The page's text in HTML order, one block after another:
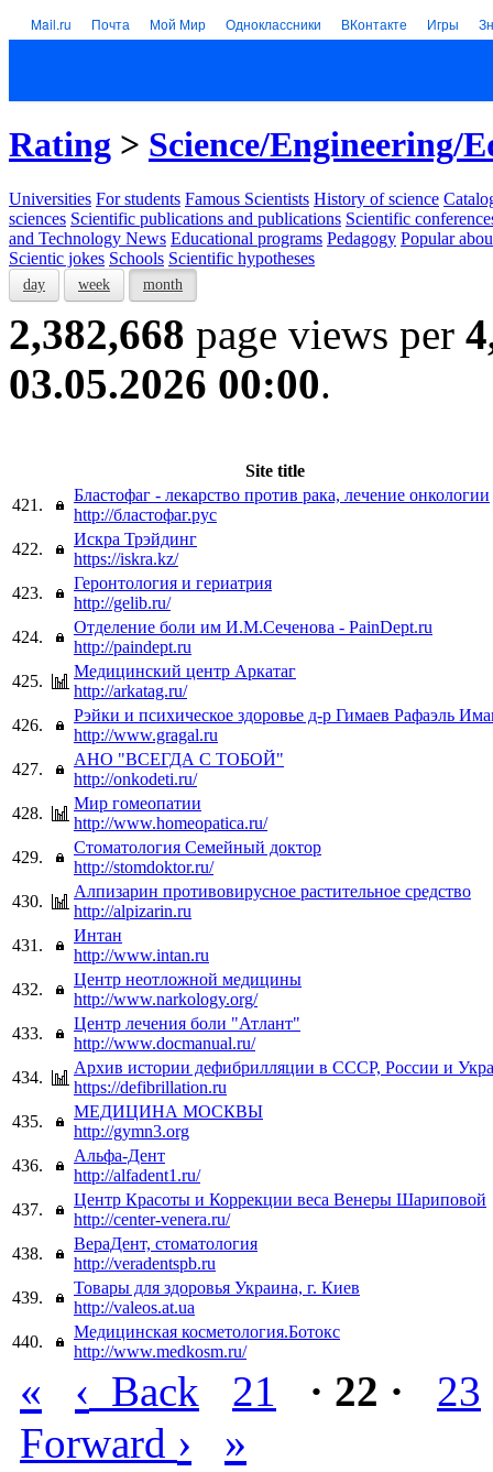
Mail.ru Почта Мой Мир Одноклассники ВКонтакте Игры
Rating > Science/Engineering/
Universities For students Famous Scientists History of science
sciences Scientific publications and publications Scientific
and Technology News Educational programs Pedagogy Popular
Scientic jokes Schools Scientific hypotheses
day week month
2,382,668 page views per
03.05.2026 00:00.
Site title
421.
Бластофаг - лекарство против рака, лечение онкологии
http://бластофаг.рус
422.
Искра Трэйдинг
https://iskra.kz/
423.
Геронтология и гериатрия
http://gelib.ru/
424.
Отделение боли им И.М.Сеченова - PainDept.ru
http://paindept.ru
425.
Медицинский центр Аркатаг
http://arkatag.ru/
426.
Рэйки и психическое здоровье д-р Гимаев Рафаэль
http://www.gragal.ru
427.
АНО "ВСЕГДА С ТОБОЙ"
http://onkodeti.ru/
428.
Мир гомеопатии
http://www.homeopatica.ru/
429.
Стоматология Семейный доктор
http://stomdoktor.ru/
430.
Алпизарин противовирусное растительное средство
http://alpizarin.ru
431.
Интан
http://www.intan.ru
432.
Центр неотложной медицины
http://www.narkology.org/
433.
Центр лечения боли "Атлант"
http://www.docmanual.ru/
434.
Архив истории дефибрилляции в СССР, России и
https://defibrillation.ru
435.
МЕДИЦИНА МОСКВЫ
http://gymn3.org
436.
Альфа-Дент
http://alfadent1.ru/
437.
Центр Красоты и Коррекции веса Венеры Шариповой
http://center-venera.ru/
438.
ВераДент, стоматология
http://veradentspb.ru
439.
Товары для здоровья Украина, г. Киев
http://valeos.at.ua
440.
Медицинская косметология.Ботокс
http://www.medkosm.ru/
« ‹ Back 21 · 22 ·
23
Forward › »